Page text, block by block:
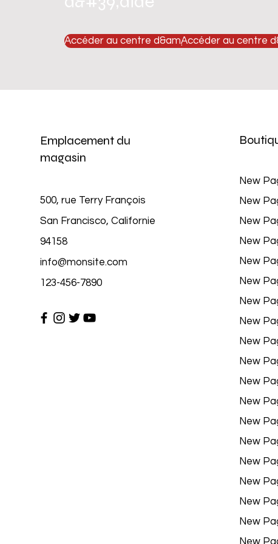
Accéder au centre d&amp;#39;aide
Accéder au centre
Emplacement du
magasin
500, rue Terry François
San Francisco, Californie
94158
info@monsite.com
123-456-7890
New
New
New
New
New
New
New
New
New
New
New
New
New
New
New
New
New
New
New